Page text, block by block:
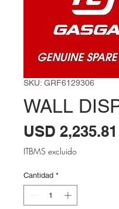
SKU: GRF6129306
WALL
USD 2,235.81
ITBMS excluido
Cantidad *